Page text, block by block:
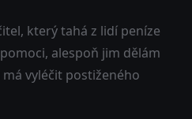
který tahá z lidí peníze
alespoň jim dělám
vyléčit postiženého